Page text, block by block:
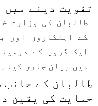
تقویت دینے میں
طالبان کی وزارت
کے اہلکاروں اور
ایک گروپ کے
میں بیان جاری کیا۔
طالبان کے جانب
حمایت کی یقین